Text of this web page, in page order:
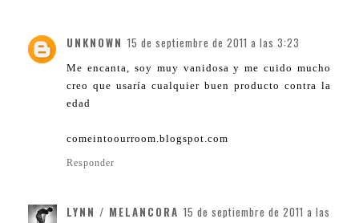
UNKNOWN 15 de septiembre de 2011 a las 3:23
Me encanta, soy muy vanidosa y me cuido mucho
creo que usaría cualquier buen producto contra la
edad
comeintoourroom.blogspot.com
Responder
LYNN / MELANCORA 15 de septiembre de 2011 a las